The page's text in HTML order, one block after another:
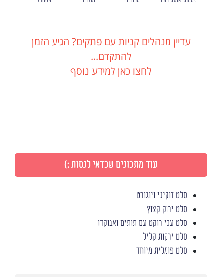
עדיין מנהלים קניות עם פתקים? הגיע הזמן
להתקדם...
לחצו כאן למידע נוסף
עוד מתכונים שכדאי לנסות :)
סלט זוקיני ויוגורט
סלט ירוק קצוץ
סלט עלי רוקט עם תותים ואבוקדו
סלט ירקות קליל
סלט פומלית מיוחד